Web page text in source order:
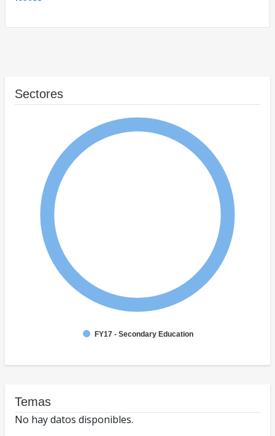
Sectores
FY17 - Secondary Education
Temas
No hay datos disponibles.